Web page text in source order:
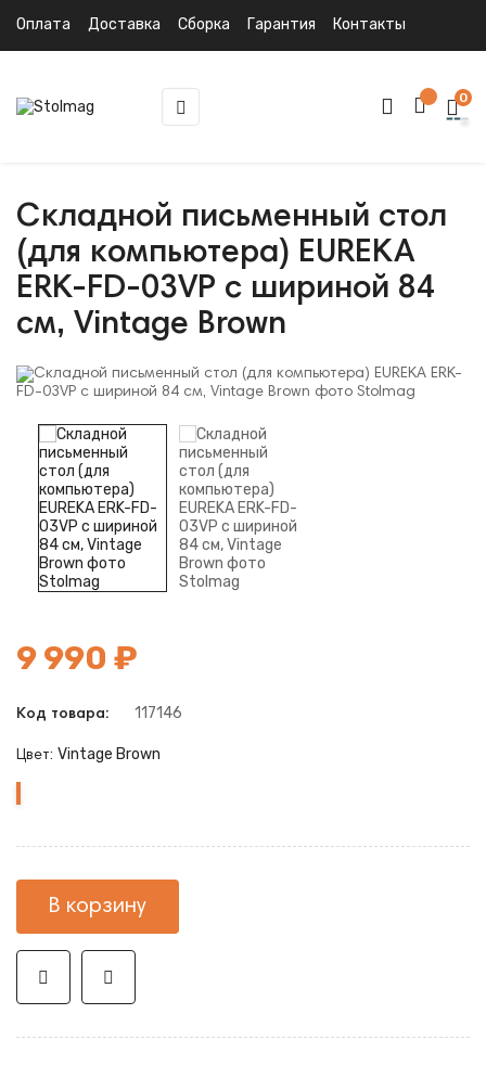
Оплата Доставка Сборка Гарантия Контакты
Toggle
navigation
☰ 0
Складной письменный стол
(для компьютера) EUREKA
ERK-FD-03VP с шириной 84
см, Vintage Brown
9 990 ₽
Код товара: 117146
Цвет: Vintage Brown
Brown
В корзину